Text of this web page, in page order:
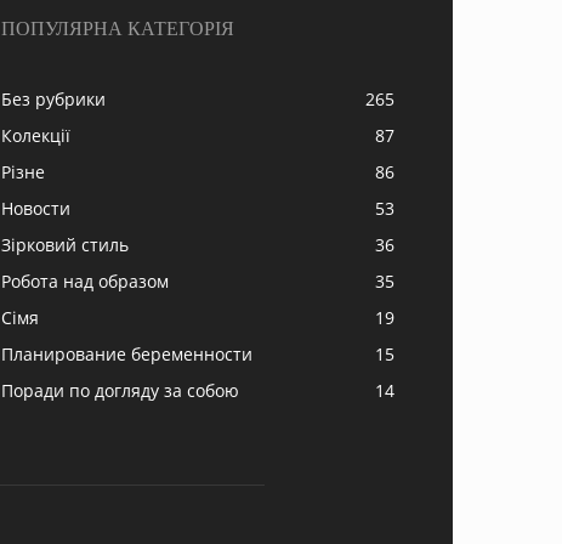
ПОПУЛЯРНА КАТЕГОРІЯ
Без рубрики
265
Колекції
87
Різне
86
Новости
53
Зірковий стиль
36
Робота над образом
35
Сімя
19
Планирование беременности
15
Поради по догляду за собою
14